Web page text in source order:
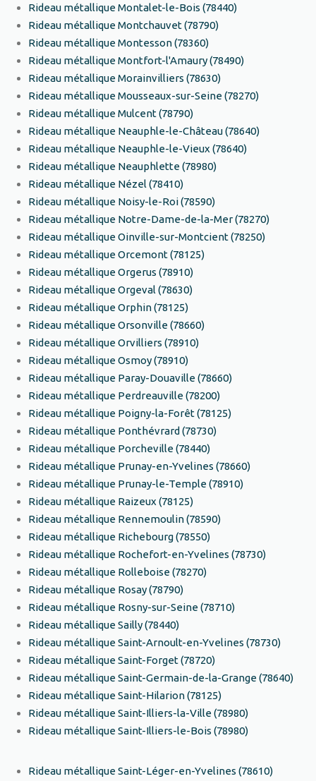
Rideau métallique Montalet-le-Bois (78440)
Rideau métallique Montchauvet (78790)
Rideau métallique Montesson (78360)
Rideau métallique Montfort-l'Amaury (78490)
Rideau métallique Morainvilliers (78630)
Rideau métallique Mousseaux-sur-Seine (78270)
Rideau métallique Mulcent (78790)
Rideau métallique Neauphle-le-Château (78640)
Rideau métallique Neauphle-le-Vieux (78640)
Rideau métallique Neauphlette (78980)
Rideau métallique Nézel (78410)
Rideau métallique Noisy-le-Roi (78590)
Rideau métallique Notre-Dame-de-la-Mer (78270)
Rideau métallique Oinville-sur-Montcient (78250)
Rideau métallique Orcemont (78125)
Rideau métallique Orgerus (78910)
Rideau métallique Orgeval (78630)
Rideau métallique Orphin (78125)
Rideau métallique Orsonville (78660)
Rideau métallique Orvilliers (78910)
Rideau métallique Osmoy (78910)
Rideau métallique Paray-Douaville (78660)
Rideau métallique Perdreauville (78200)
Rideau métallique Poigny-la-Forêt (78125)
Rideau métallique Ponthévrard (78730)
Rideau métallique Porcheville (78440)
Rideau métallique Prunay-en-Yvelines (78660)
Rideau métallique Prunay-le-Temple (78910)
Rideau métallique Raizeux (78125)
Rideau métallique Rennemoulin (78590)
Rideau métallique Richebourg (78550)
Rideau métallique Rochefort-en-Yvelines (78730)
Rideau métallique Rolleboise (78270)
Rideau métallique Rosay (78790)
Rideau métallique Rosny-sur-Seine (78710)
Rideau métallique Sailly (78440)
Rideau métallique Saint-Arnoult-en-Yvelines (78730)
Rideau métallique Saint-Forget (78720)
Rideau métallique Saint-Germain-de-la-Grange (78640)
Rideau métallique Saint-Hilarion (78125)
Rideau métallique Saint-Illiers-la-Ville (78980)
Rideau métallique Saint-Illiers-le-Bois (78980)
Rideau métallique Saint-Léger-en-Yvelines (78610)